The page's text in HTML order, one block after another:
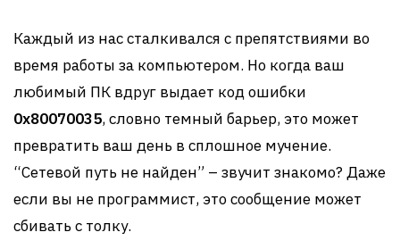
Каждый из нас сталкивался с препятствиями во
время работы за компьютером. Но когда ваш
любимый ПК вдруг выдает код ошибки
0x80070035, словно темный барьер, это может
превратить ваш день в сплошное мучение.
“Сетевой путь не найден” – звучит знакомо? Даже
если вы не программист, это сообщение может
сбивать с толку.